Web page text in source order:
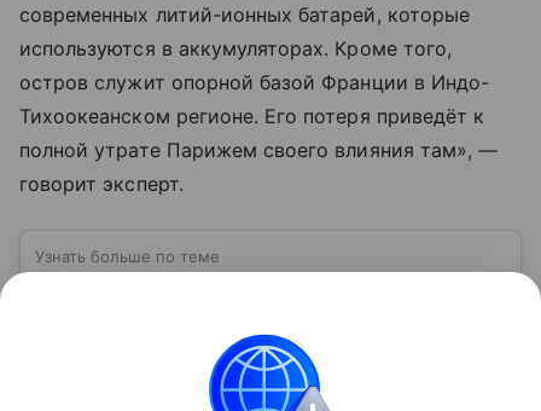
современных литий-ионных батарей, которые
используются в аккумуляторах. Кроме того,
остров служит опорной базой Франции в Индо-
Тихоокеанском регионе. Его потеря приведёт к
полной утрате Парижем своего влияния там», —
говорит эксперт.
Узнать больше по теме
Суверенитет — это верховная власть государства
над своей территорией и населением,
независимость в принятии решений и проведении